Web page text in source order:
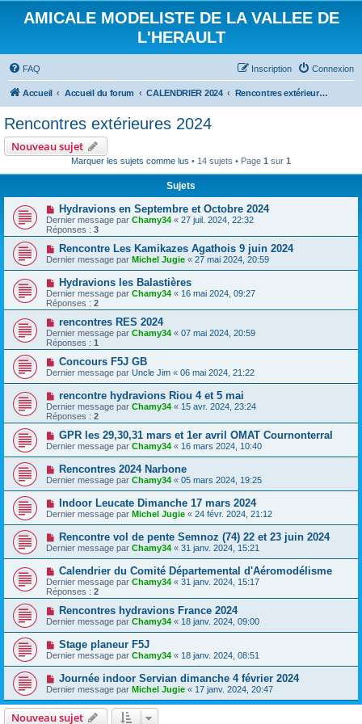
AMICALE MODELISTE DE LA VALLEE DE
L'HERAULT
FAQ Connexion
Inscription
Accueil Accueil du forum CALENDRIER 2024 Rencontres extérieures 2024
Rencontres extérieures 2024
Nouveau sujet
Marquer les sujets comme lus • 14 sujets • Page 1 sur 1
Sujets
Hydravions en Septembre et Octobre 2024
Dernier message par Chamy34 « 27 juil. 2024, 22:32
Réponses : 3
Rencontre Les Kamikazes Agathois 9 juin 2024
Dernier message par Michel Jugie « 27 mai 2024, 20:59
Hydravions les Balastières
Dernier message par Chamy34 « 16 mai 2024, 09:27
Réponses : 2
rencontres RES 2024
Dernier message par Chamy34 « 07 mai 2024, 20:59
Réponses : 1
Concours F5J GB
Dernier message par Uncle Jim « 06 mai 2024, 21:22
rencontre hydravions Riou 4 et 5 mai
Dernier message par Chamy34 « 15 avr. 2024, 23:24
Réponses : 2
GPR les 29,30,31 mars et 1er avril OMAT Cournonterral
Dernier message par Chamy34 « 16 mars 2024, 10:40
Rencontres 2024 Narbone
Dernier message par Chamy34 « 05 mars 2024, 19:25
Indoor Leucate Dimanche 17 mars 2024
Dernier message par Michel Jugie « 24 févr. 2024, 21:12
Rencontre vol de pente Semnoz (74) 22 et 23 juin 2024
Dernier message par Chamy34 « 31 janv. 2024, 15:21
Calendrier du Comité Départemental d'Aéromodélisme
Dernier message par Chamy34 « 31 janv. 2024, 15:17
Réponses : 2
Rencontres hydravions France 2024
Dernier message par Chamy34 « 18 janv. 2024, 09:00
Stage planeur F5J
Dernier message par Chamy34 « 18 janv. 2024, 08:51
Journée indoor Servian dimanche 4 février 2024
Dernier message par Michel Jugie « 17 janv. 2024, 20:47
Nouveau sujet